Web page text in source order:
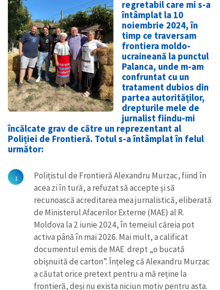
regretabil care mi s-a
întâmplat la 10
noiembrie 2024, în
timp ce traversam
frontiera moldo-
ucraineană la punctul
Palanca, unde m-am
confruntat cu un
tratament dubios din
partea autorităților,
drepturile mele de
jurnalist fiindu-mi
încălcate grav de către un reprezentant al
Poliției de Frontieră. Totul s-a întâmplat în felul
următor:
Polițistul de Frontieră Alexandru Murzac, fiind în
acea zi în tură, a refuzat să accepte și să
recunoască acreditarea mea jurnalistică, eliberată
de Ministerul Afacerilor Externe (MAE) al R.
Moldova la 2 iunie 2024, în temeiul căreia pot
activa până în mai 2026. Mai mult, a calificat
documentul emis de MAE drept „o bucată
obișnuită de carton”. Înțeleg că Alexandru Murzac
a căutat orice pretext pentru a mă reține la
frontieră, deși nu exista niciun motiv pentru asta.